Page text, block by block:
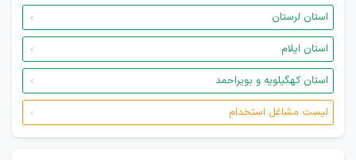
استان لرستان
استان ایلام
استان کهگیلویه و بویراحمد
لیست مشاغل استخدام